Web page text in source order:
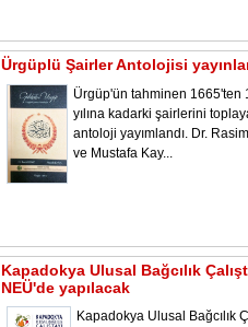
Ürgüplü Şairler Antolojisi
Ürgüp'ün tahminen 1665'ten
yılına kadarki şairlerini
antoloji yayımlandı. Dr.
ve Mustafa Kay...
Kapadokya Ulusal Bağcılık
NEÜ'de yapılacak
Kapadokya Ulusal Bağcılık